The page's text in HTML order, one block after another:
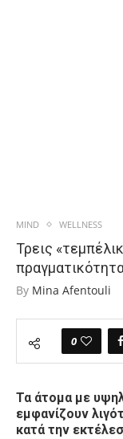
MIND WELLNESS
Τρεις
By Mina Afentouli
0
Τα άτομα με
εμφανίζουν
κατά την